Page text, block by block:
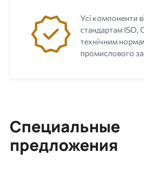
Усі компоненти
стандартам ISO,
технічним
промислового
Специальные
предложения